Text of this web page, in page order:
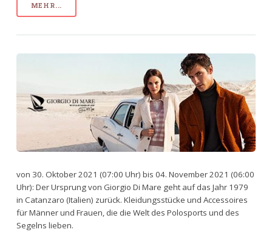
MEHR...
von 30. Oktober 2021 (07:00 Uhr) bis 04. November 2021 (06:00
Uhr): Der Ursprung von Giorgio Di Mare geht auf das Jahr 1979
in Catanzaro (Italien) zurück. Kleidungsstücke und Accessoires
für Männer und Frauen, die die Welt des Polosports und des
Segelns lieben.